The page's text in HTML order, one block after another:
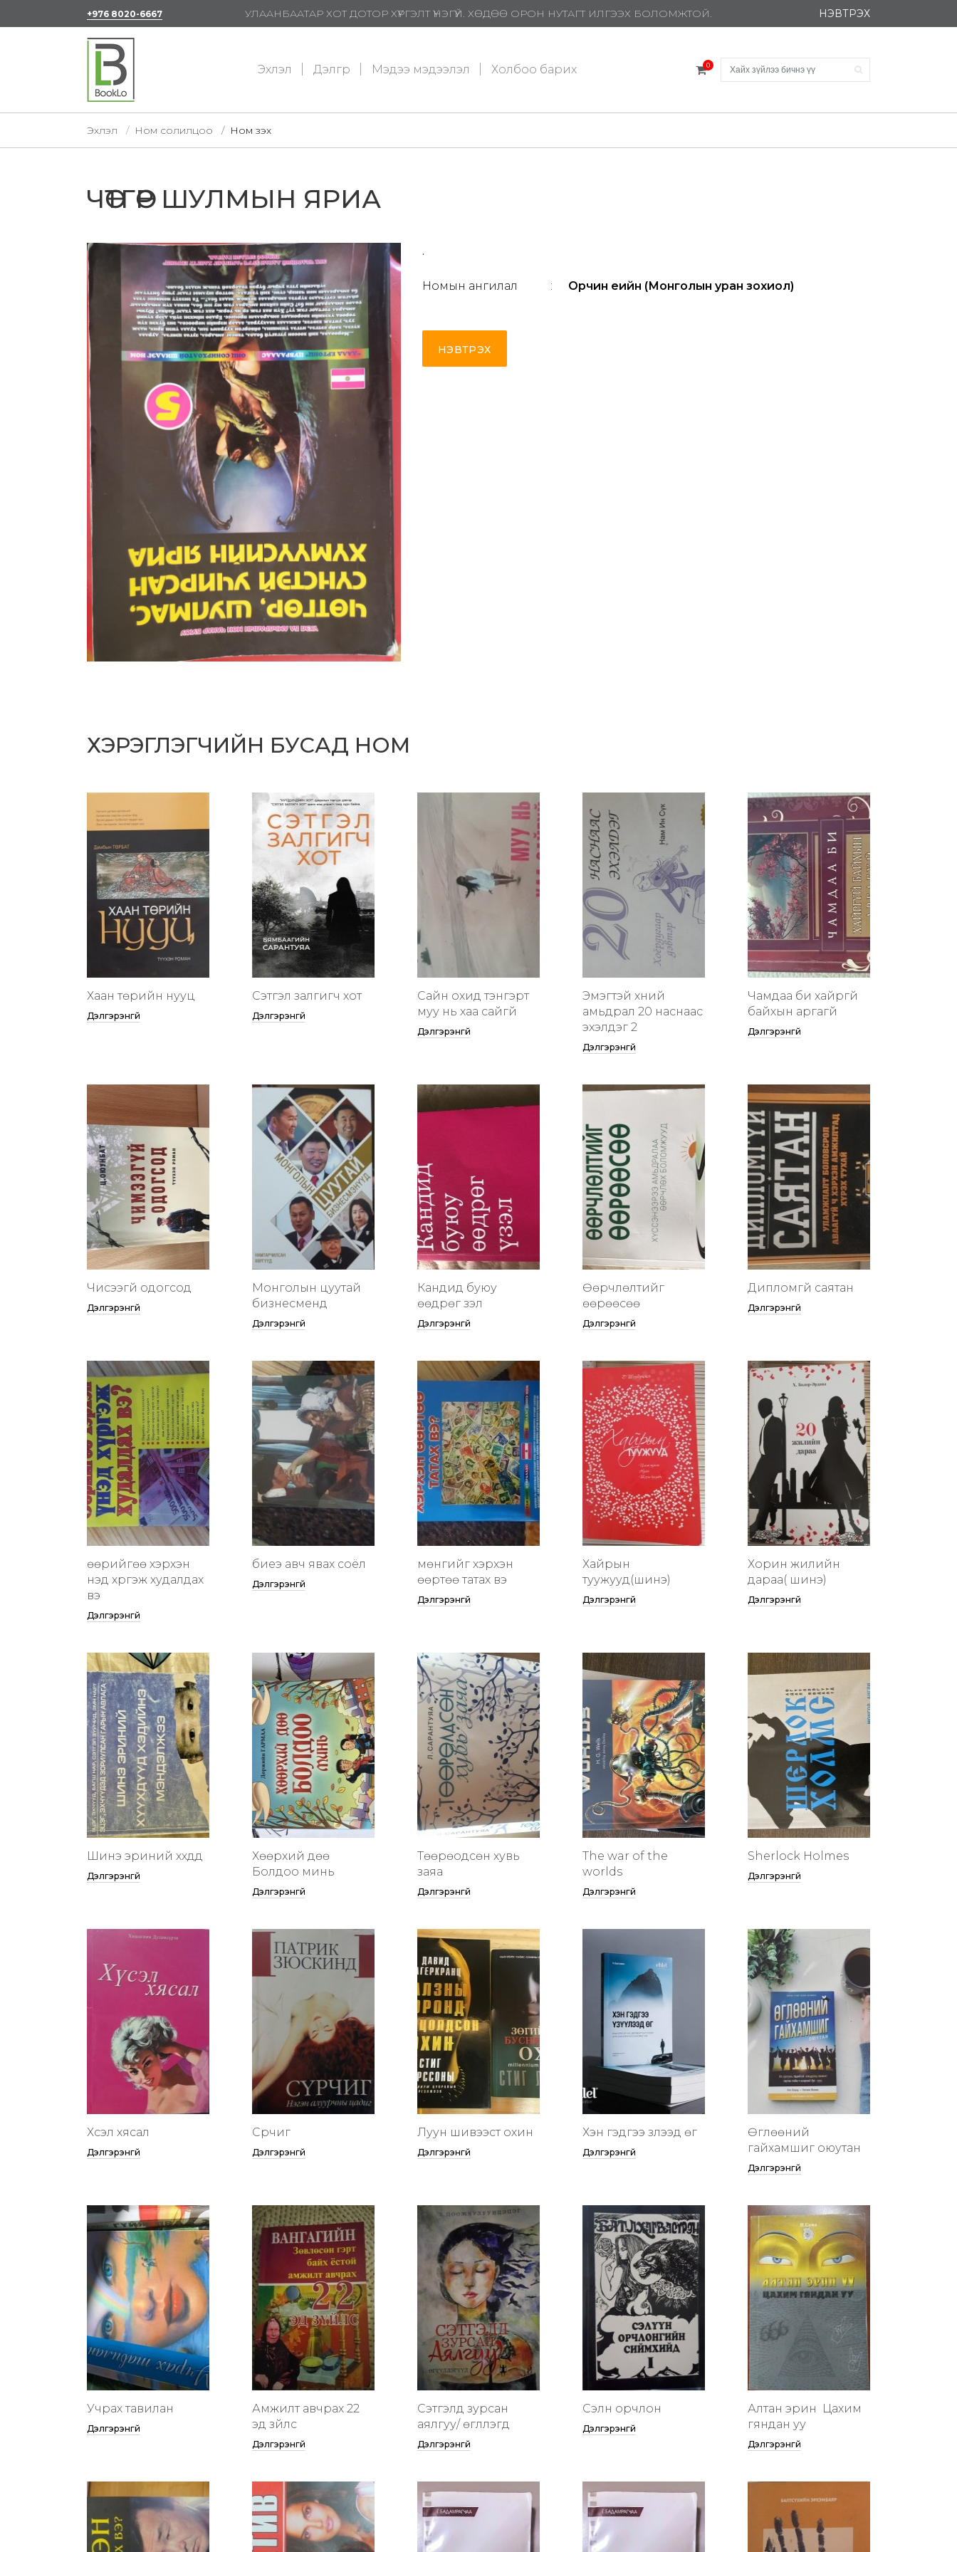
+976 8020-6667 УЛААНБААТАР ХОТ ДОТОР ХҮРГЭЛТ ҮНЭГҮЙ. ХӨДӨӨ ОРОН НУТАГТ ИЛГЭЭХ БОЛОМЖТОЙ. НЭВТРЭХ
Эхлэл Дэлгүүр Мэдээ мэдээлэл Холбоо барих 0
Эхлэл Ном солилцоо Ном үзэх
ЧӨТГӨР ШУЛМЫН ЯРИА
.
Номын ангилал : Орчин үеийн (Монголын уран зохиол)
НЭВТРЭХ
ХЭРЭГЛЭГЧИЙН БУСАД НОМ
Хаан төрийн нууц
Дэлгэрэнгүй
Сэтгэл залгигч хот
Дэлгэрэнгүй
Сайн охид тэнгэрт
муу нь хаа сайгүй
Дэлгэрэнгүй
Эмэгтэй хүний
амьдрал 20 наснаас
эхэлдэг 2
Дэлгэрэнгүй
Чамдаа би хайргүй
байхын аргагүй
Дэлгэрэнгүй
Чисээгүй одогсод
Дэлгэрэнгүй
Монголын цуутай
бизнесменүүд
Дэлгэрэнгүй
Кандид буюу
өөдрөг үзэл
Дэлгэрэнгүй
Өөрчлөлтийг
өөрөөсөө
Дэлгэрэнгүй
Дипломгүй саятан
Дэлгэрэнгүй
өөрийгөө хэрхэн
үнэд хүргэж худалдах
вэ
Дэлгэрэнгүй
биеэ авч явах соёл
Дэлгэрэнгүй
мөнгийг хэрхэн
өөртөө татах вэ
Дэлгэрэнгүй
Хайрын
туужууд(шинэ)
Дэлгэрэнгүй
Хорин жилийн
дараа( шинэ)
Дэлгэрэнгүй
Шинэ эриний хүүхдүүд
Дэлгэрэнгүй
Хөөрхий дөө
Болдоо минь
Дэлгэрэнгүй
Төөрөодсөн хувь
заяа
Дэлгэрэнгүй
The war of the
worlds
Дэлгэрэнгүй
Sherlock Holmes
Дэлгэрэнгүй
Хүсэл хясал
Дэлгэрэнгүй
Сүрчиг
Дэлгэрэнгүй
Луун шивээст охин
Дэлгэрэнгүй
Хэн гэдгээ үзүүлээд өг
Дэлгэрэнгүй
Өглөөний
гайхамшиг оюутан
Дэлгэрэнгүй
Учрах тавилан
Дэлгэрэнгүй
Амжилт авчрах 22
эд зүйлс
Дэлгэрэнгүй
Сэтгэлд зурсан
аялгуу/ өгүүллэгүүд
Дэлгэрэнгүй
Сэлүүн орчлон
Дэлгэрэнгүй
Алтан эрин үү Цахим
гяндан уу
Дэлгэрэнгүй